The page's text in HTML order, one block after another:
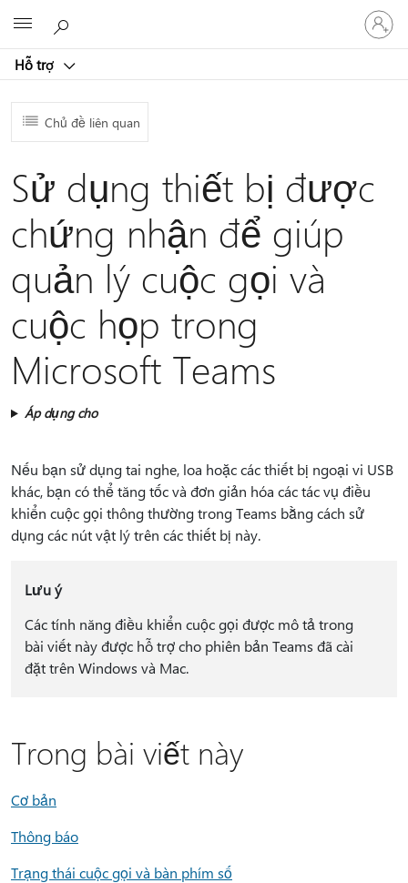
Hỗ trợ
Đăng
nhập
tài
Chủ đề liên quan
Sử dụng thiết bị được
chứng nhận để giúp
quản lý cuộc gọi và
cuộc họp trong
Microsoft Teams
Áp dụng cho
Nếu bạn sử dụng tai nghe, loa hoặc các thiết bị ngoại vi USB
khác, bạn có thể tăng tốc và đơn giản hóa các tác vụ điều
khiển cuộc gọi thông thường trong Teams bằng cách sử
dụng các nút vật lý trên các thiết bị này.
Lưu ý
Các tính năng điều khiển cuộc gọi được mô tả trong
bài viết này được hỗ trợ cho phiên bản Teams đã cài
đặt trên Windows và Mac.
Trong bài viết này
Cơ bản
Thông báo
Trạng thái cuộc gọi và bàn phím số